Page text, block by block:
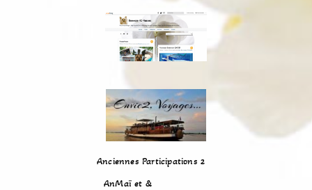
Anciennes Participations 2
AnMaï et &